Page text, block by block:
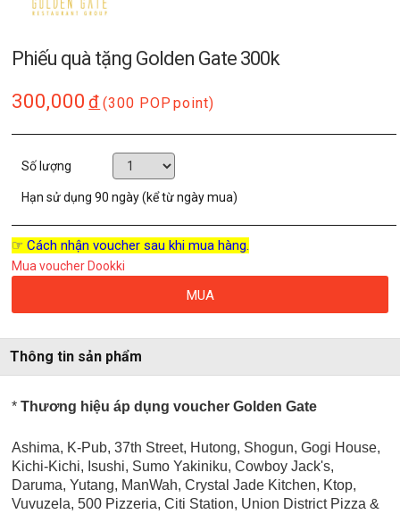
Phiếu quà tặng Golden Gate 300k
300,000 đ (300 POP point)
Số lượng
Hạn sử dụng90 ngày (kể từ ngày mua)
☞ Cách nhận voucher sau khi mua hàng.
Mua voucher Dookki
MUA
Thông tin sản phẩm
*Thương hiệu áp dụng voucher Golden Gate
Ashima, K-Pub, 37th Street, Hutong, Shogun, Gogi House,
Kichi-Kichi, Isushi, Sumo Yakiniku, Cowboy Jack's,
Daruma, Yutang, ManWah, Crystal Jade Kitchen, Ktop,
Vuvuzela, 500 Pizzeria, Citi Station, Union District Pizza &